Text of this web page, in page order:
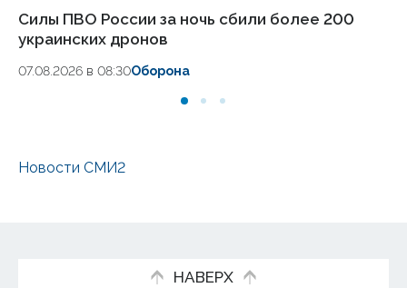
Силы ПВО России за ночь сбили более 200
украинских дронов
07.08.2026 в 08:30Оборона
Новости СМИ2
НАВЕРХ